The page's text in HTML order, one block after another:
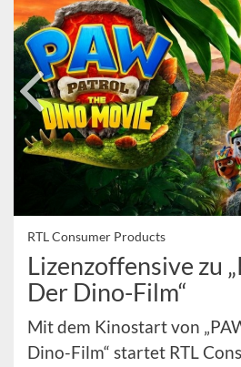
RTL Consumer Products
Lizenzoffensive zu
Der Dino-Film“
Mit dem Kinostart von
Dino-Film“ startet RTL